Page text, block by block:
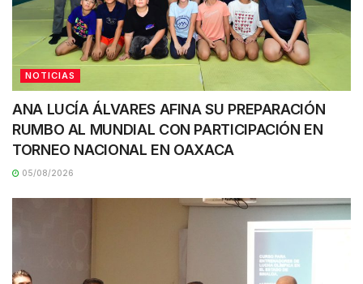
NOTICIAS
ANA LUCÍA ÁLVARES AFINA SU PREPARACIÓN
RUMBO AL MUNDIAL CON PARTICIPACIÓN EN
TORNEO NACIONAL EN OAXACA
05/08/2026